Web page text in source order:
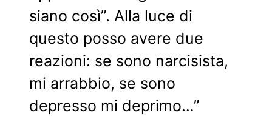
siano così”. Alla luce di
questo posso avere due
reazioni: se sono narcisista,
mi arrabbio, se sono
depresso mi deprimo…”